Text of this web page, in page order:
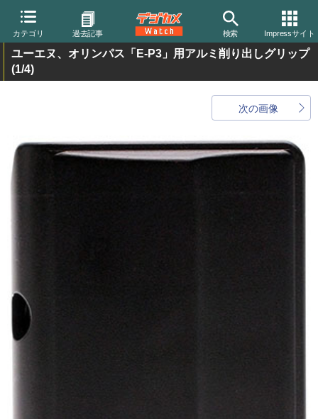
カテゴリ 過去記事 検索 Impressサイト
ユーエヌ、オリンパス「E-P3」用アルミ削り出しグリップ
(1/4)
次の画像